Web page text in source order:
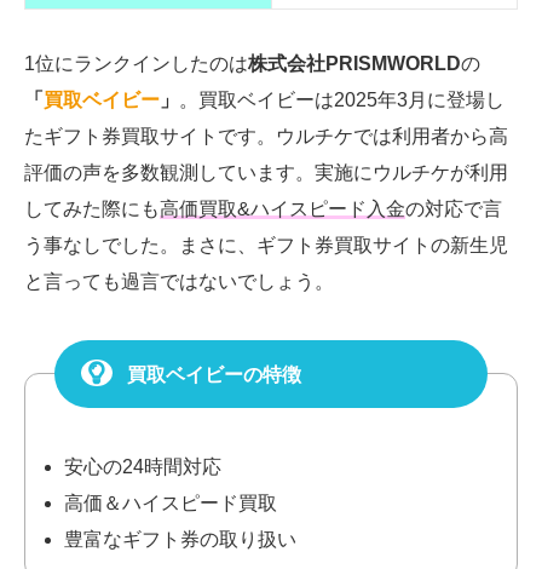
1位にランクインしたのは株式会社PRISMWORLDの
「 買取ベイビー 」
。買取ベイビーは2025年3月に登場し
たギフト券買取サイトです。ウルチケでは利用者から高
評価の声を多数観測しています。実施にウルチケが利用
してみた際にも高価買取&ハイスピード入金の対応で言
う事なしでした。まさに、ギフト券買取サイトの新生児
と言っても過言ではないでしょう。
買取ベイビーの特徴
安心の24時間対応
高価＆ハイスピード買取
豊富なギフト券の取り扱い